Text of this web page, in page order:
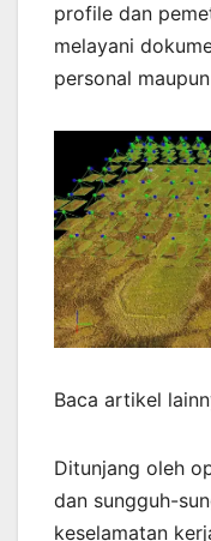
profile dan
melayani
personal
Baca artikel
Ditunjang oleh
dan sungguh-
keselamatan